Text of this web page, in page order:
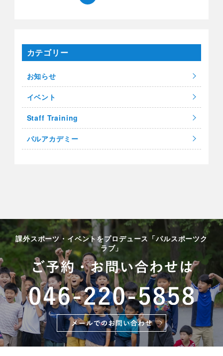
カテゴリー
お知らせ
イベント
Staff Training
パルアカデミー
課外スポーツ・イベントをプロデュース「パルスポーツク
ラブ」